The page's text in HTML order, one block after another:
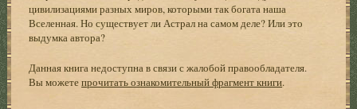
цивилизациями разных миров, которыми так богата наша
Вселенная. Но существует ли Астрал на самом деле? Или это
выдумка автора?
Данная книга недоступна в связи с жалобой правообладателя.
Вы можетепрочитать ознакомительный фрагмент книги.